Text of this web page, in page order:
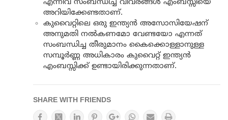
എന്നിവ സംബന്ധിച്ച വിവരങ്ങൾ എംബസ്സിയെ
അറിയിക്കേണ്ടതാണ്.
കുവൈറ്റിലെ ഒരു ഇന്ത്യൻ അസോസിയേഷന്
അനുമതി നൽകണമോ വേണ്ടയോ എന്നത്
സംബന്ധിച്ച തീരുമാനം കൈക്കൊള്ളാനുള്ള
സമ്പൂർണ്ണ അധികാരം കുവൈറ്റ് ഇന്ത്യൻ
എംബസ്സിക്ക് ഉണ്ടായിരിക്കുന്നതാണ്.
SHARE WITH FRIENDS